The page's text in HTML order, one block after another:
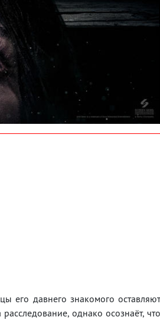
его давнего знакомого оставляют
однако осознаёт, что